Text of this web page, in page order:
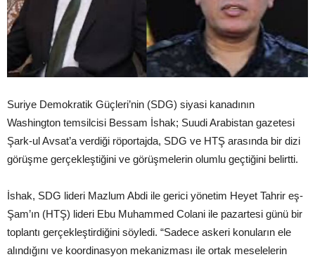
Suriye Demokratik Güçleri’nin (SDG) siyasi kanadının
Washington temsilcisi Bessam İshak; Suudi Arabistan gazetesi
Şark-ul Avsat’a verdiği röportajda, SDG ve HTŞ arasında bir dizi
görüşme gerçekleştiğini ve görüşmelerin olumlu geçtiğini belirtti.
İshak, SDG lideri Mazlum Abdi ile gerici yönetim Heyet Tahrir eş-
Şam’ın (HTŞ) lideri Ebu Muhammed Colani ile pazartesi günü bir
toplantı gerçekleştirdiğini söyledi. “Sadece askeri konuların ele
alındığını ve koordinasyon mekanizması ile ortak meselelerin